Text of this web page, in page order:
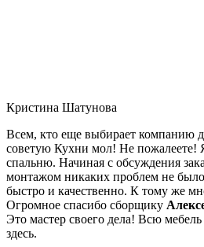
Кристина Шатунова
Всем, кто еще выбирает компанию
советую Кухни мол! Не пожалеете!
спальню. Начиная с обсуждения
монтажом никаких проблем не
быстро и качественно. К тому же
Огромное спасибо сборщику
Это мастер своего дела! Всю мебель
здесь.